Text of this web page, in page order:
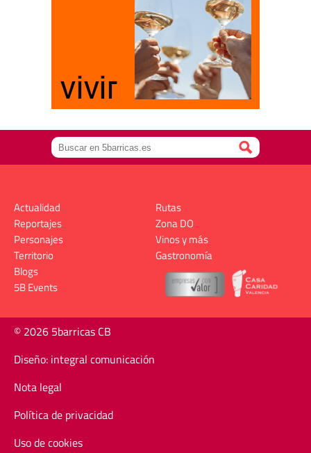
Actualidad
Reportajes
Personajes
Territorio
Rutas
Zona DO
Vinos y más
Gastronomía
Blogs
5B Events
© 2026 5barricas CB
Diseño: integral comunicación
Nota legal
Política de privacidad
Uso de cookies